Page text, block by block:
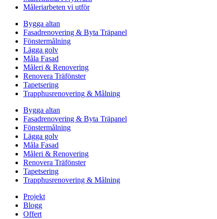
Måleriarbeten vi utför
Bygga altan
Fasadrenovering & Byta Träpanel
Fönstermålning
Lägga golv
Måla Fasad
Måleri & Renovering
Renovera Träfönster
Tapetsering
Trapphusrenovering & Målning
Bygga altan
Fasadrenovering & Byta Träpanel
Fönstermålning
Lägga golv
Måla Fasad
Måleri & Renovering
Renovera Träfönster
Tapetsering
Trapphusrenovering & Målning
Projekt
Blogg
Offert